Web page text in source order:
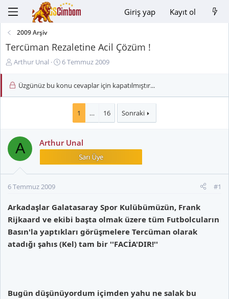
Giriş yap Kayıt ol
2009 Arşiv
Tercüman Rezaletine Acil Çözüm !
K
n
a
a
Arthur Unal
B
ç
a
r
i
6 Temmuz 2009
Üzgünüz bu konu cevaplar için kapatılmıştır...
1 … 16 Sonraki
A Arthur Unal
6 Temmuz 2009 #1
Arkadaşlar Galatasaray Spor Kulübümüzün, Frank
Rijkaard ve ekibi başta olmak üzere tüm Futbolcuların
Basın'la yaptıkları görüşmelere Tercüman olarak
atadığı şahıs (Kel) tam bir ''FACİA'DIR!''
Bugün düşünüyordum içimden yahu ne salak bu